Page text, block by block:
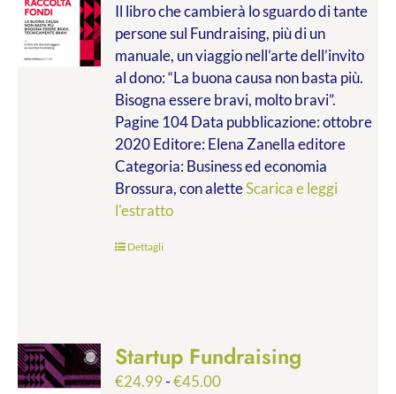
prezzo:
da
€9.99
a
€14.00
Il libro che cambierà lo sguardo di tante
persone sul Fundraising, più di un
manuale, un viaggio nell’arte dell’invito
al dono: “La buona causa non basta più.
Bisogna essere bravi, molto bravi”.
Pagine 104 Data pubblicazione: ottobre
2020 Editore: Elena Zanella editore
Categoria: Business ed economia
Brossura, con aletteScarica e leggi
l'estratto
Dettagli
Startup Fundraising
€24.99-€45.00Fascia